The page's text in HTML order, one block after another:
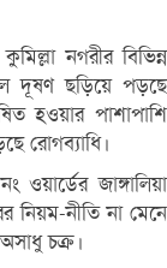
নগরীর বিভিন্ন
দূষণ ছড়িয়ে পড়ছে
হওয়ার পাশাপাশি
রোগব্যাধি।
জাঙ্গালিয়া
নিয়ম-নীতি না মেনে
চক্র।